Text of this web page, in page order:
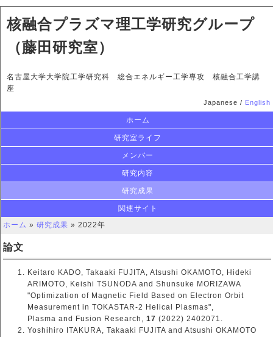
核融合プラズマ理工学研究グループ
（藤田研究室）
名古屋大学大学院工学研究科 総合エネルギー工学専攻 核融合工学講
座
Japanese / English
ホーム
研究室ライフ
メンバー
研究内容
研究成果
関連サイト
ホーム »研究成果 » 2022年
論文
Keitaro KADO, Takaaki FUJITA, Atsushi OKAMOTO, Hideki
ARIMOTO, Keishi TSUNODA and Shunsuke MORIZAWA
"Optimization of Magnetic Field Based on Electron Orbit
Measurement in TOKASTAR-2 Helical Plasmas",
Plasma and Fusion Research,17 (2022) 2402071.
Yoshihiro ITAKURA, Takaaki FUJITA and Atsushi OKAMOTO